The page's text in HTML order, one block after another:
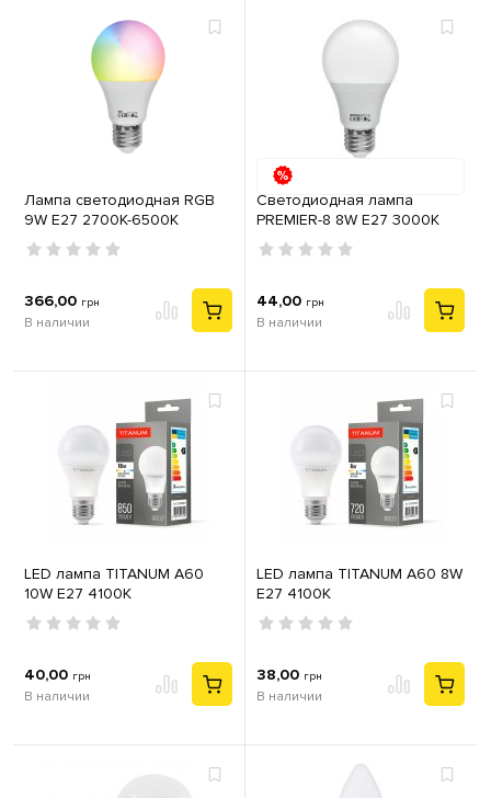
Лампа светодиодная RGB
9W E27 2700K-6500K
HOROSCOPE-9
366,00 грн
В наличии
Cветодиодная лампа
PREMIER-8 8W E27 3000К
44,00 грн
В наличии
LED лампа TITANUM A60
10W E27 4100K
40,00 грн
В наличии
LED лампа TITANUM A60 8W
E27 4100K
38,00 грн
В наличии